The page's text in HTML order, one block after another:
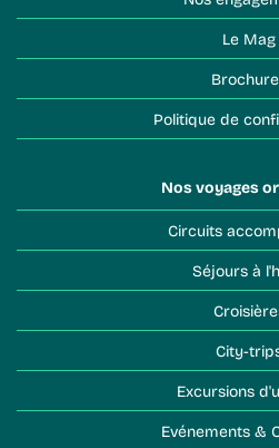
Le Mag
Politique de
Nos voyages
Circuits
Séjours à
City-
Excursions
Evénements &